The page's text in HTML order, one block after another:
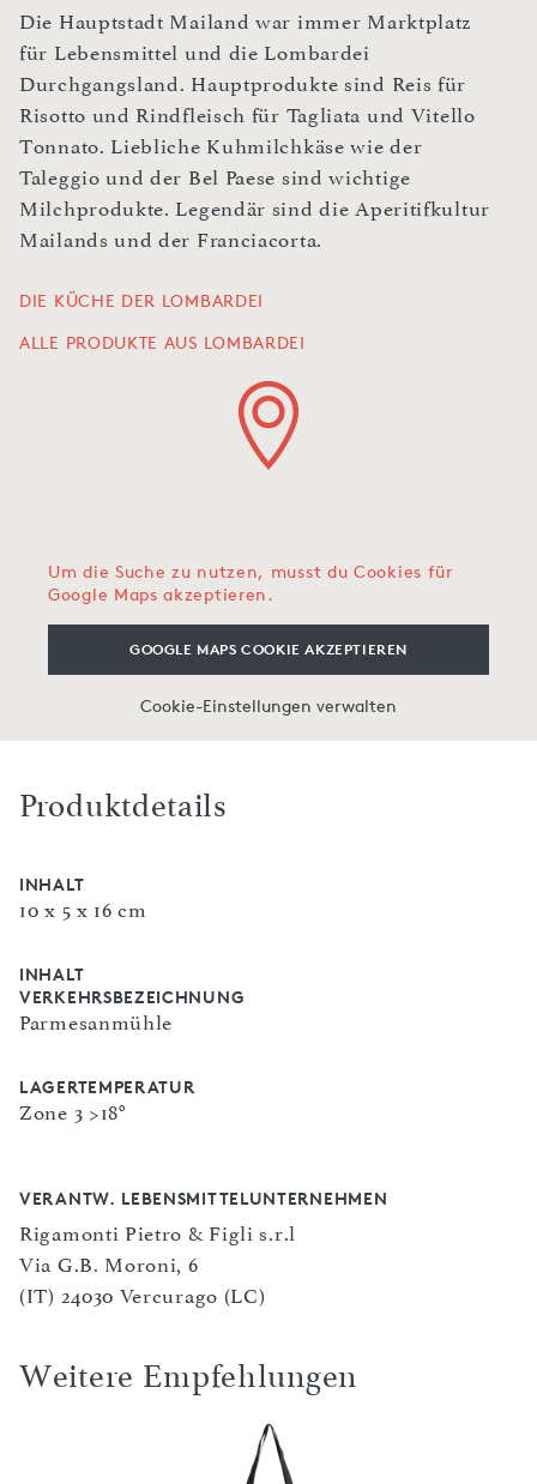
Die Hauptstadt Mailand war immer Marktplatz
für Lebensmittel und die Lombardei
Durchgangsland. Hauptprodukte sind Reis für
Risotto und Rindfleisch für Tagliata und Vitello
Tonnato. Liebliche Kuhmilchkäse wie der
Taleggio und der Bel Paese sind wichtige
Milchprodukte. Legendär sind die Aperitifkultur
Mailands und der Franciacorta.
DIE KÜCHE DER LOMBARDEI
ALLE PRODUKTE AUS LOMBARDEI
Um die Suche zu nutzen, musst du Cookies für
Google Maps akzeptieren.
GOOGLE MAPS COOKIE AKZEPTIEREN
Cookie-Einstellungen verwalten
Produktdetails
INHALT
10 x 5 x 16 cm
INHALT
VERKEHRSBEZEICHNUNG
Parmesanmühle
LAGERTEMPERATUR
Zone 3 >18°
VERANTW. LEBENSMITTELUNTERNEHMEN
Rigamonti Pietro & Figli s.r.l
Via G.B. Moroni, 6
(IT) 24030 Vercurago (LC)
Weitere Empfehlungen